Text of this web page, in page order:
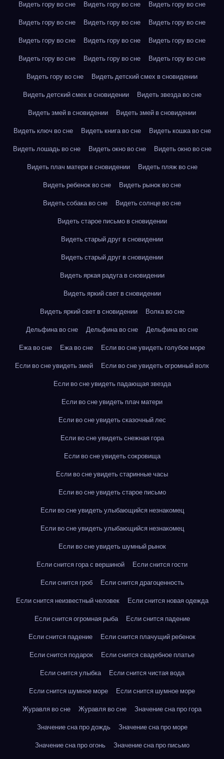
Видеть гору во сне Видеть гору во сне
Видеть гору во сне
Видеть гору во сне
Видеть гору во сне
Видеть гору во сне
Видеть гору во сне
Видеть гору во сне
Видеть гору во сне
Видеть гору во сне
Видеть гору во сне
Видеть гору во сне
Видеть гору во сне
Видеть детский смех в сновидении
Видеть детский смех в сновидении
Видеть звезда во сне
Видеть змей в сновидении
Видеть змей в сновидении
Видеть ключ во сне
Видеть книга во сне
Видеть кошка во сне
Видеть лошадь во сне
Видеть окно во сне
Видеть окно во сне
Видеть плач матери в сновидении
Видеть пляж во сне
Видеть ребенок во сне
Видеть рынок во сне
Видеть собака во сне
Видеть солнце во сне
Видеть старое письмо в сновидении
Видеть старый друг в сновидении
Видеть старый друг в сновидении
Видеть яркая радуга в сновидении
Видеть яркий свет в сновидении
Видеть яркий свет в сновидении
Волка во сне
Дельфина во сне
Дельфина во сне
Дельфина во сне
Ежа во сне
Ежа во сне
Если во сне увидеть голубое море
Если во сне увидеть змей
Если во сне увидеть огромный волк
Если во сне увидеть падающая звезда
Если во сне увидеть плач матери
Если во сне увидеть сказочный лес
Если во сне увидеть снежная гора
Если во сне увидеть сокровища
Если во сне увидеть старинные часы
Если во сне увидеть старое письмо
Если во сне увидеть улыбающийся незнакомец
Если во сне увидеть улыбающийся незнакомец
Если во сне увидеть шумный рынок
Если снится гора с вершиной
Если снится гости
Если снится гроб
Если снится драгоценность
Если снится неизвестный человек
Если снится новая одежда
Если снится огромная рыба
Если снится падение
Если снится падение
Если снится плачущий ребенок
Если снится подарок
Если снится свадебное платье
Если снится улыбка
Если снится чистая вода
Если снится шумное море
Если снится шумное море
Журавля во сне
Журавля во сне
Значение сна про гора
Значение сна про дождь
Значение сна про море
Значение сна про огонь
Значение сна про письмо